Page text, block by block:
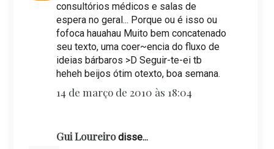
consultórios médicos e salas de
espera no geral... Porque ou é isso ou
fofoca hauahau Muito bem concatenado
seu texto, uma coer~encia do fluxo de
ideias bárbaros >D Seguir-te-ei tb
heheh beijos ótim otexto, boa semana.
14 de março de 2010 às 18:04
Gui Loureirodisse...